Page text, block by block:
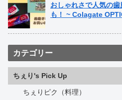
おしゃれさで人気の
も！ ~ Colagate
カテゴリー
ちぇり's Pick Up
ちぇりピク（料理）